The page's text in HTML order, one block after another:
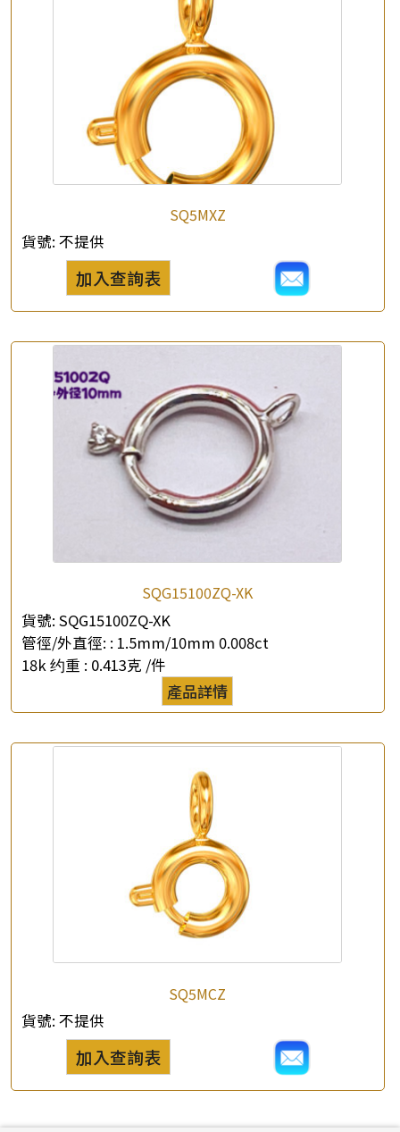
產品查詢
*你的名字
*
*聯絡電話
SQ5MXZ
貨號: 不提供
加入查詢表
SQG15100ZQ-XK
貨號: SQG15100ZQ-XK
管徑/外直徑: : 1.5mm/10mm 0.008ct
18k 约重 : 0.413克 /件
產品詳情
SQ5MCZ
貨號: 不提供
加入查詢表